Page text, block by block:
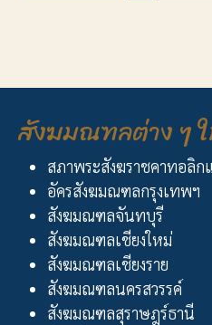
สังฆมณฑลต่าง ๆ ใ
สภาพระสังฆราชคาทอลิก
อัครสังฆมณฑลกรุงเทพฯ
สังฆมณฑลจันทบุรี
สังฆมณฑลเชียงใหม่
สังฆมณฑลเชียงราย
สังฆมณฑลนครสวรรค์
สังฆมณฑลสุราษฎร์ธานี